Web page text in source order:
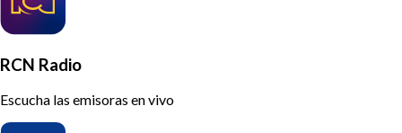
RCN Radio
Escucha las emisoras en vivo